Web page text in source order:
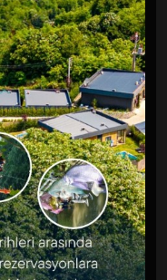
İLKELERİ
SAKLAMA VE
HAKLARI